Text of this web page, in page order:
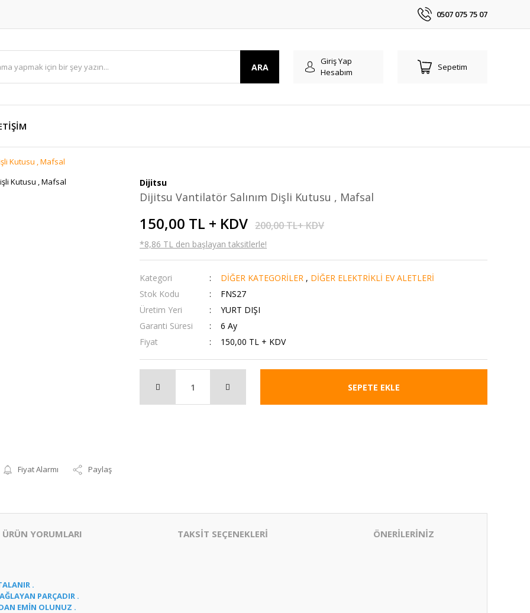
0507 075 75 07
ARA
Giriş Yap
Hesabım
Sepetim
Kutusu , Mafsal
Fiyat Alarmı Paylaş
Dijitsu
Dijitsu Vantilatör Salınım Dişli Kutusu , Mafsal
150,00 TL + KDV 200,00 TL+ KDV
*8,86 TL den başlayan taksitlerle!
Kategori DİĞER KATEGORİLER , DİĞER ELEKTRİKLİ EV ALETLERİ
Stok Kodu
FNS27
Üretim Yeri
YURT DIŞI
Garanti Süresi
6 Ay
Fiyat
150,00 TL + KDV
SEPETE EKLE
ÜRÜN YORUMLARI TAKSİT SEÇENEKLERİ ÖNERİLERİNİZ
.
PARÇADIR .
EMİN OLUNUZ .